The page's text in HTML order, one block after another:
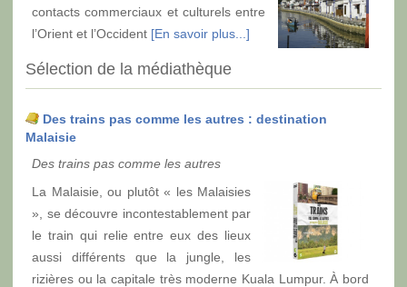
contacts commerciaux et culturels entre
l’Orient et l’Occident [En savoir plus...]
Sélection de la médiathèque
Des trains pas comme les autres : destination
Malaisie
Des trains pas comme les autres
La Malaisie, ou plutôt « les Malaisies
», se découvre incontestablement par
le train qui relie entre eux des lieux
aussi différents que la jungle, les
rizières ou la capitale très moderne Kuala Lumpur. À bord